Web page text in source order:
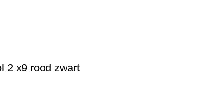
2 x9 rood zwart